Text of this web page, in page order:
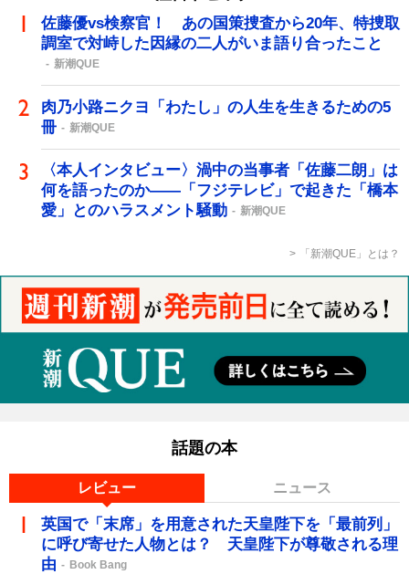
佐藤優vs検察官！ あの国策捜査から20年、特捜取
調室で対峙した因縁の二人がいま語り合ったこと
新潮QUE
肉乃小路ニクヨ「わたし」の人生を生きるための5
冊
新潮QUE
〈本人インタビュー〉渦中の当事者「佐藤二朗」は
何を語ったのか――「フジテレビ」で起きた「橋本
愛」とのハラスメント騒動
新潮QUE
「新潮QUE」とは？
話題の本
レビュー ニュース
英国で「末席」を用意された天皇陛下を「最前列」
に呼び寄せた人物とは？ 天皇陛下が尊敬される理
由
Book Bang